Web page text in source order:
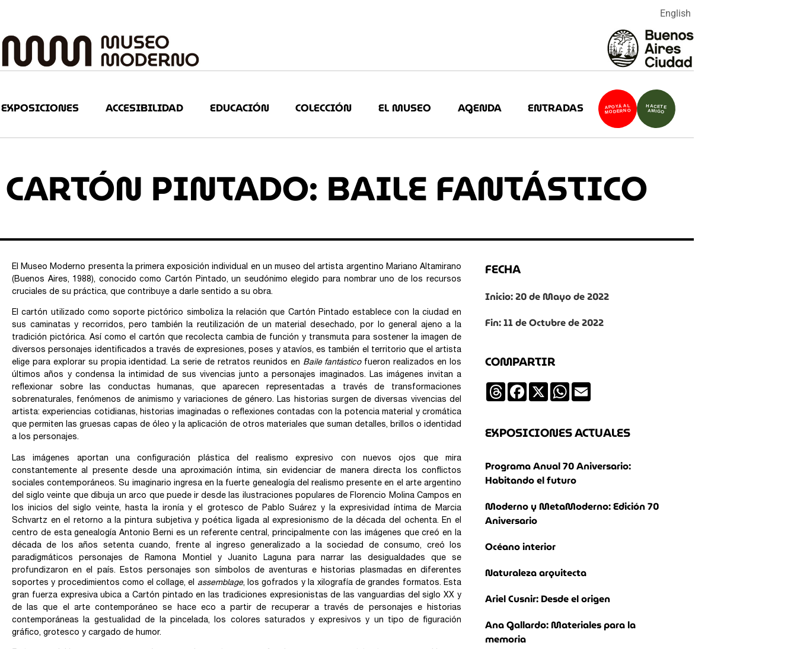
English
EXPOSICIONES ACCESIBILIDAD EDUCACIÓN COLECCIÓN EL MUSEO AGENDA ENTRADAS APOYÁ AL
MODERNO
HACETE
AMIGO
CARTÓN PINTADO: BAILE FANTÁSTICO
El Museo Moderno presenta la primera exposición individual en un museo del artista argentino Mariano Altamirano
(Buenos Aires, 1988), conocido como Cartón Pintado, un seudónimo elegido para nombrar uno de los recursos
cruciales de su práctica, que contribuye a darle sentido a su obra.
El cartón utilizado como soporte pictórico simboliza la relación que Cartón Pintado establece con la ciudad en
sus caminatas y recorridos, pero también la reutilización de un material desechado, por lo general ajeno a la
tradición pictórica. Así como el cartón que recolecta cambia de función y transmuta para sostener la imagen de
diversos personajes identificados a través de expresiones, poses y atavíos, es también el territorio que el artista
elige para explorar su propia identidad. La serie de retratos reunidos en Baile fantásticofueron realizados en los
últimos años y condensa la intimidad de sus vivencias junto a personajes imaginados. Las imágenes invitan a
reflexionar sobre las conductas humanas, que aparecen representadas a través de transformaciones
sobrenaturales, fenómenos de animismo y variaciones de género. Las historias surgen de diversas vivencias del
artista: experiencias cotidianas, historias imaginadas o reflexiones contadas con la potencia material y cromática
que permiten las gruesas capas de óleo y la aplicación de otros materiales que suman detalles, brillos o identidad
a los personajes.
Las imágenes aportan una configuración plástica del realismo expresivo con nuevos ojos que mira
constantemente al presente desde una aproximación íntima, sin evidenciar de manera directa los conflictos
sociales contemporáneos. Su imaginario ingresa en la fuerte genealogía del realismo presente en el arte argentino
del siglo veinte que dibuja un arco que puede ir desde las ilustraciones populares de Florencio Molina Campos en
los inicios del siglo veinte, hasta la ironía y el grotesco de Pablo Suárez y la expresividad íntima de Marcia
Schvartz en el retorno a la pintura subjetiva y poética ligada al expresionismo de la década del ochenta. En el
centro de esta genealogía Antonio Berni es un referente central, principalmente con las imágenes que creó en la
década de los años setenta cuando, frente al ingreso generalizado a la sociedad de consumo, creó los
paradigmáticos personajes de Ramona Montiel y Juanito Laguna para narrar las desigualdades que se
profundizaron en el país. Estos personajes son símbolos de aventuras e historias plasmadas en diferentes
soportes y procedimientos como el collage, el assemblage, los gofrados y la xilografía de grandes formatos. Esta
gran fuerza expresiva ubica a Cartón pintado en las tradiciones expresionistas de las vanguardias del siglo XX y
de las que el arte contemporáneo se hace eco a partir de recuperar a través de personajes e historias
contemporáneas la gestualidad de la pincelada, los colores saturados y expresivos y un tipo de figuración
gráfico, grotesco y cargado de humor.
FECHA
Inicio: 20 de Mayo de 2022
Fin: 11 de Octubre de 2022
COMPARTIR
ThreadsFacebook
X WhatsApp
EXPOSICIONES ACTUALES
Programa Anual 70 Aniversario:
Habitando el futuro
Moderno y MetaModerno: Edición 70
Aniversario
Océano interior
Naturaleza arquitecta
Ariel Cusnir: Desde el origen
Ana Gallardo: Materiales para la
memoria